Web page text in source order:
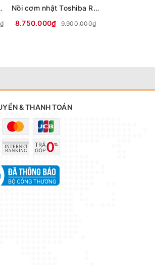
đường
Nồi cơm nhật Toshiba RC-18KGW Trắng và Đen
8.750.000₫
9.900.000₫
& THANH TOÁN